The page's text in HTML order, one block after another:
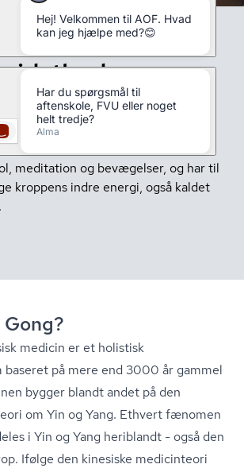
Øg din
som Chi Kung – er en af de
i verden. Træningen
fysiske øvelser,
meditation og bevægelser, og har til
kroppens indre energi, også kaldet
Gong?
medicin er et holistisk
baseret på mere end 3000 år gammel
bygger blandt andet på den
om Yin og Yang. Ethvert fænomen
i Yin og Yang heriblandt - også den
Ifølge den kinesiske medicinteori